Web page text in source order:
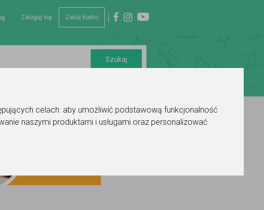
celach: aby umożliwić podstawową funkcjonalność
naszymi produktami i usługami oraz personalizować
Zaloguj się Załóż konto